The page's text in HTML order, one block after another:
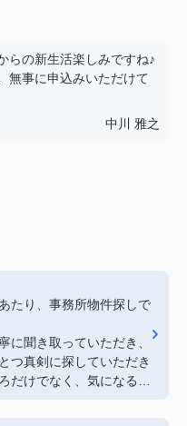
らの新生活楽しみですね♪
無事に申込みいただけて
中川 雅之
たり、事務所物件探しで
に聞き取っていただき、
つ真剣に探していただき
だけでなく、気になる点